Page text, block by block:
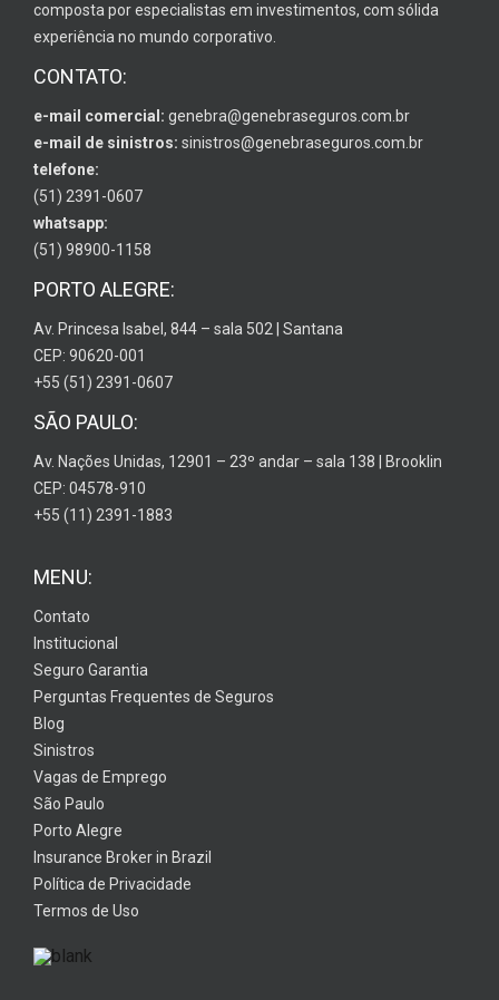
composta por especialistas em investimentos, com sólida
experiência no mundo corporativo.
CONTATO:
e-mail comercial: genebra@genebraseguros.com.br
e-mail de sinistros: sinistros@genebraseguros.com.br
telefone:
(51) 2391-0607
whatsapp:
(51) 98900-1158
PORTO ALEGRE:
Av. Princesa Isabel, 844 – sala 502 | Santana
CEP: 90620-001
+55 (51) 2391-0607
SÃO PAULO:
Av. Nações Unidas, 12901 – 23º andar – sala 138 | Brooklin
CEP: 04578-910
+55 (11) 2391-1883
MENU:
Contato
Institucional
Seguro Garantia
Perguntas Frequentes de Seguros
Blog
Sinistros
Vagas de Emprego
São Paulo
Porto Alegre
Insurance Broker in Brazil
Política de Privacidade
Termos de Uso